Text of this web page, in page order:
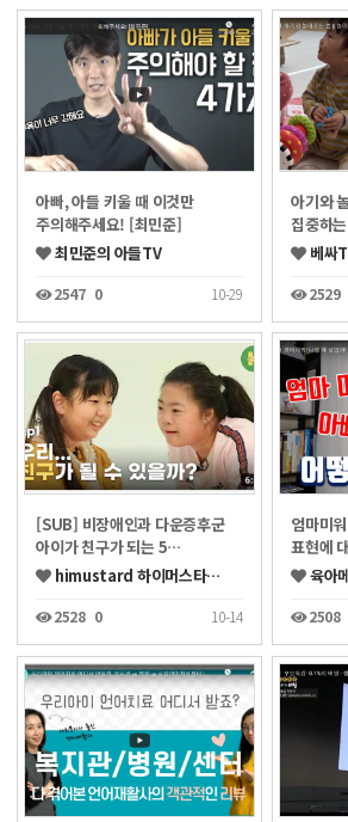
아빠, 아들 키울 때 이것만
주의해주세요! [최민준]
최민준의 아들TV
2547 0 10-29
아기와
집중하
베싸
2529
[SUB] 비장애인과 다운증후군
아이가 친구가 되는 5…
himustard 하이머스타…
2528 0 10-14
엄마미
표현에
육아
2508